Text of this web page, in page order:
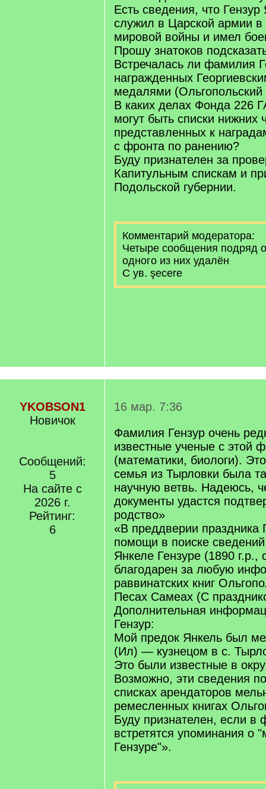
Есть сведения, что
служил в Царской армии
мировой войны и имел
Прошу знатоков
Встречалась ли фамилия
награжденных
медалями (Ольгопольский
В каких делах Фонда 226
могут быть списки нижних
представленных к
с фронта по ранению?
Буду признателен за
Капитульным спискам и
Подольской губернии.
Комментарий модератора:
Четыре сообщения подряд
одного из них удалён
С ув. şecere
YKOBSON1
Новичок
Сообщений:
5
На сайте с
2026 г.
Рейтинг:
6
16 мар. 7:36
Фамилия Гензур очень
известные ученые с этой
(математики, биологи).
семья из Тырловки была
научную ветвь. Надеюсь,
документы удастся
родство»
«В преддверии праздника
помощи в поиске
Янкеле Гензуре (1890 г.р.,
благодарен за любую
раввинатских книг
Песах Самеах (С
Дополнительная
Гензур:
Мой предок Янкель был
(Ил) — кузнецом в с.
Это были известные в
Возможно, эти сведения
списках арендаторов
ремесленных книгах
Буду признателен, если
встретятся упоминания о
Гензуре"».